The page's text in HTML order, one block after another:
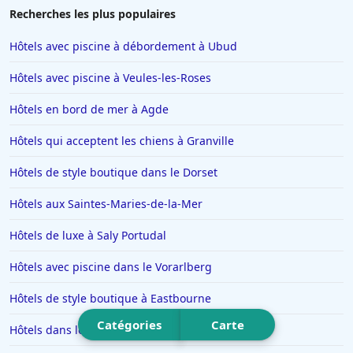
Hôtels à Porto-Vecchio
Hôtels à Beauval
Hôtels à Thoiry
Hôtels à Orléans
Hôtels au Cap d'Agde
Hôtels dans les Vosges
Hôtels à Soustons
Hôtels au MarocCatégories Carte
Recherches les plus populaires
Hôtels avec piscine à débordement à Ubud
Hôtels avec piscine à Veules-les-Roses
Hôtels en bord de mer à Agde
Hôtels qui acceptent les chiens à Granville
Hôtels de style boutique dans le Dorset
Hôtels aux Saintes-Maries-de-la-Mer
Hôtels de luxe à Saly Portudal
Hôtels avec piscine dans le Vorarlberg
Hôtels de style boutique à Eastbourne
Hôtels dans les Côtes d'Armor